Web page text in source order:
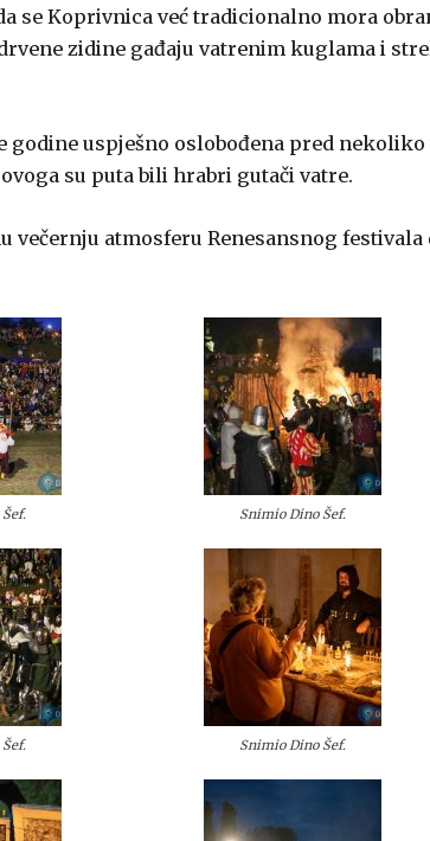
se Koprivnica već tradicionalno mora
zidine gađaju vatrenim kuglama i
godine uspješno oslobođena pred
su puta bili hrabri gutači vatre.
večernju atmosferu Renesansnog
Snimio Dino Šef.
Snimio Dino Šef.